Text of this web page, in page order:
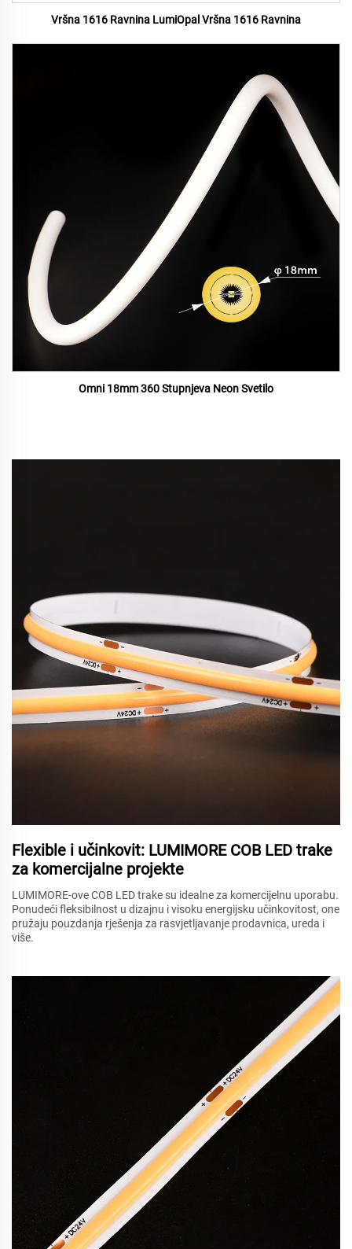
Vršna 1616 Ravnina LumiOpal Vršna 1616 Ravnina
Omni 18mm 360 Stupnjeva Neon Svetilo
Flexible i učinkovit: LUMIMORE COB LED trake
za komercijalne projekte
LUMIMORE-ove COB LED trake su idealne za komercijelnu uporabu.
Ponudeći fleksibilnost u dizajnu i visoku energijsku učinkovitost, one
pružaju pouzdanja rješenja za rasvjetljavanje prodavnica, ureda i
više.